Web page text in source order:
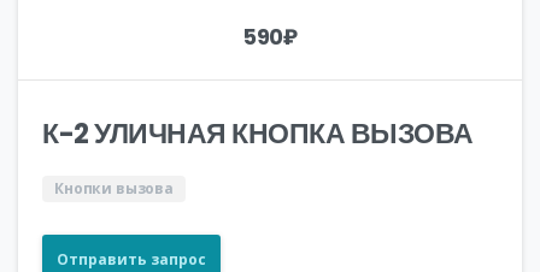
590₽
К-2 УЛИЧНАЯ КНОПКА ВЫЗОВА
Кнопки вызова
Отправить запрос